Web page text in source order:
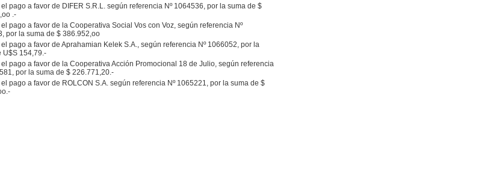
el pago a favor de DIFER S.R.L. según referencia Nº 1064536, por la suma de $
.-
el pago a favor de la Cooperativa Social Vos con Voz, según referencia Nº
por la suma de $ 386.952,oo
el pago a favor de Aprahamian Kelek S.A., según referencia Nº 1066052, por la
U$S 154,79.-
el pago a favor de la Cooperativa Acción Promocional 18 de Julio, según referencia
por la suma de $ 226.771,20.-
el pago a favor de ROLCON S.A. según referencia Nº 1065221, por la suma de $